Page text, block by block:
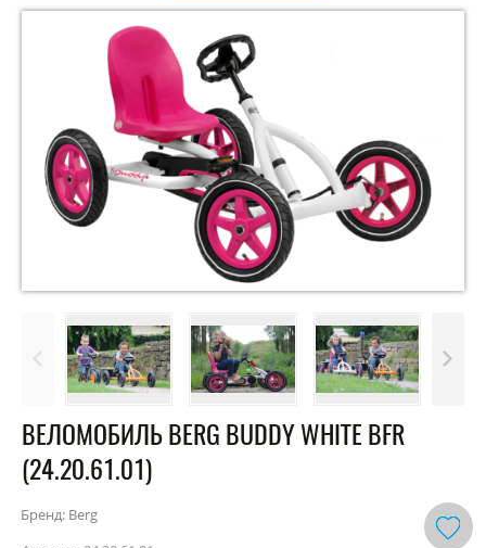
ВЕЛОМОБИЛЬ BERG BUDDY WHITE BFR
(24.20.61.01)
Бренд: Berg